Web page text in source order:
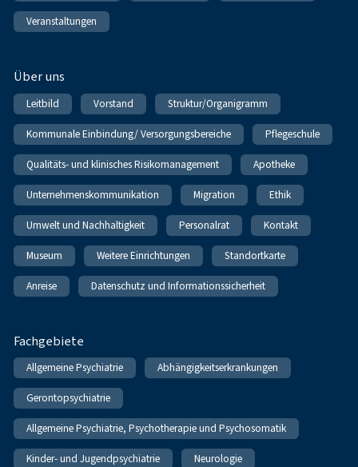
Veranstaltungen
Über uns
Leitbild Vorstand Struktur/Organigramm
Kommunale Einbindung/ Versorgungsbereiche Pflegeschule
Qualitäts- und klinisches Risikomanagement Apotheke
Unternehmenskommunikation Migration Ethik
Umwelt und Nachhaltigkeit Personalrat Kontakt
Museum Weitere Einrichtungen Standortkarte
Anreise Datenschutz und Informationssicherheit
Fachgebiete
Allgemeine Psychiatrie Abhängigkeitserkrankungen
Gerontopsychiatrie
Allgemeine Psychiatrie, Psychotherapie und Psychosomatik
Kinder- und Jugendpsychiatrie Neurologie